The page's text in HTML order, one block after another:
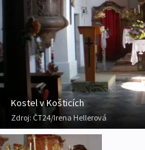
Kostel v Košticích
Zdroj: ČT24/Irena Hellerová